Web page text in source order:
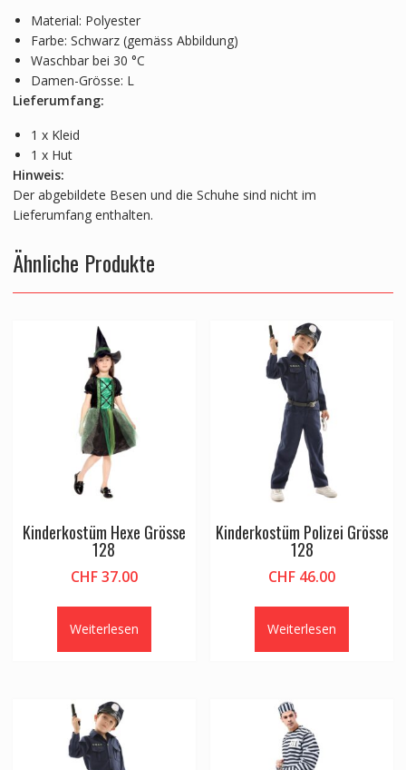
Material: Polyester
Farbe: Schwarz (gemäss Abbildung)
Waschbar bei 30 °C
Damen-Grösse: L
Lieferumfang:
1 x Kleid
1 x Hut
Hinweis:
Der abgebildete Besen und die Schuhe sind nicht im
Lieferumfang enthalten.
Ähnliche Produkte
Kinderkostüm Hexe Grösse
128
CHF37.00
Weiterlesen
Kinderkostüm Polizei Grösse
128
CHF 46.00
Weiterlesen